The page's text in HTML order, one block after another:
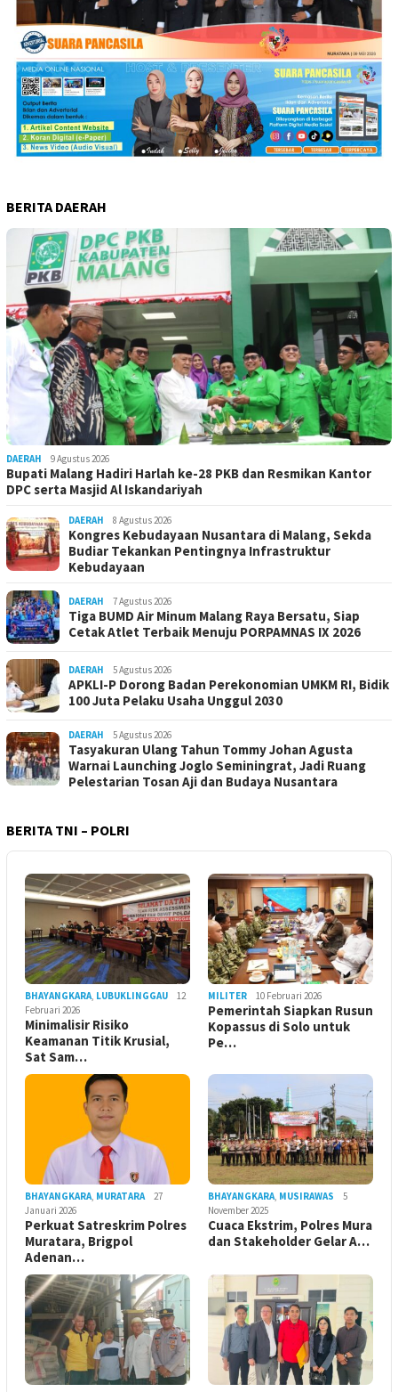
BERITA DAERAH
DAERAH 9 Agustus 2026
Bupati Malang Hadiri Harlah ke-28 PKB dan Resmikan Kantor
DPC serta Masjid Al Iskandariyah
DAERAH 8 Agustus 2026
Kongres Kebudayaan Nusantara di Malang, Sekda
Budiar Tekankan Pentingnya Infrastruktur
Kebudayaan
DAERAH 7 Agustus 2026
Tiga BUMD Air Minum Malang Raya Bersatu, Siap
Cetak Atlet Terbaik Menuju PORPAMNAS IX 2026
DAERAH 5 Agustus 2026
APKLI-P Dorong Badan Perekonomian UMKM RI, Bidik
100 Juta Pelaku Usaha Unggul 2030
DAERAH 5 Agustus 2026
Tasyakuran Ulang Tahun Tommy Johan Agusta
Warnai Launching Joglo Seminingrat, Jadi Ruang
Pelestarian Tosan Aji dan Budaya Nusantara
BERITA TNI – POLRI
BHAYANGKARA LUBUKLINGGAU
12
Februari 2026
Minimalisir Risiko
Keamanan Titik Krusial,
Sat Sam…
MILITER 10 Februari 2026
Pemerintah Siapkan Rusun
Kopassus di Solo untuk
Pe…
BHAYANGKARA MURATARA
27
Januari 2026
Perkuat Satreskrim Polres
Muratara, Brigpol
Adenan…
BHAYANGKARA MUSIRAWAS
5
November 2025
Cuaca Ekstrim, Polres Mura
dan Stakeholder Gelar A…